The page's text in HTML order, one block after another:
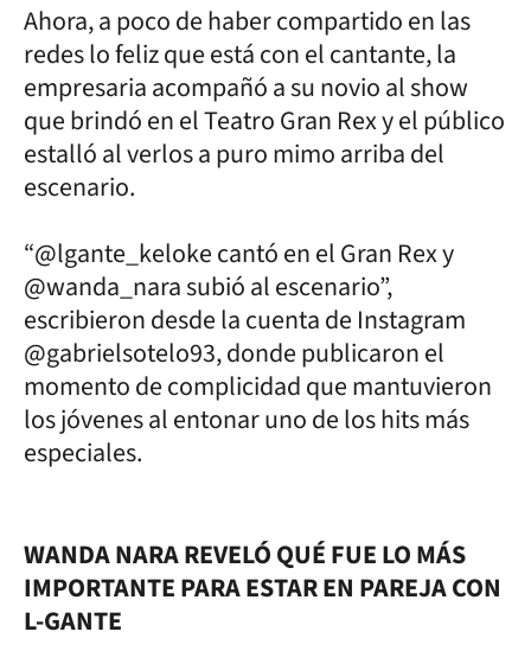
Ahora, a poco de haber compartido en las
redes lo feliz que está con el cantante, la
empresaria acompañó a su novio al show
que brindó en el Teatro Gran Rex y el público
estalló al verlos a puro mimo arriba del
escenario.
“@lgante_keloke cantó en el Gran Rex y
@wanda_nara subió al escenario”,
escribieron desde la cuenta de Instagram
@gabrielsotelo93, donde publicaron el
momento de complicidad que mantuvieron
los jóvenes al entonar uno de los hits más
especiales.
WANDA NARA REVELÓ QUÉ FUE LO MÁS
IMPORTANTE PARA ESTAR EN PAREJA CON
L-GANTE